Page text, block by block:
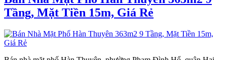
Tầng, Mặt Tiền 15m, Giá Rẻ